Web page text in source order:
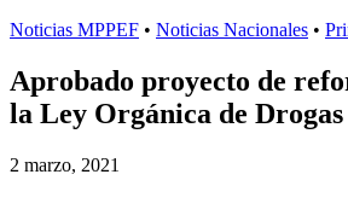
Noticias MPPEF • Noticias Nacionales •
Aprobado proyecto de
la Ley Orgánica de Drogas
2 marzo, 2021